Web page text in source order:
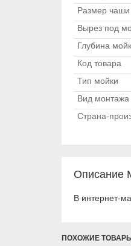
Размер чаши
Вырез под
Глубина
Код товара
Тип мойки
Вид монтажа
Страна-
Описание
В интернет-
ПОХОЖИЕ ТОВАРЫ